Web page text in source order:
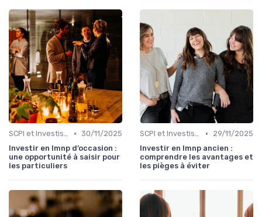
SCPI et Investissements Locatifs • 30/11/2025
Investir en lmnp d’occasion :
une opportunité à saisir pour
les particuliers
SCPI et Investissements Locatifs •
29/11/2025
Investir en lmnp ancien :
comprendre les avantages et
les pièges à éviter